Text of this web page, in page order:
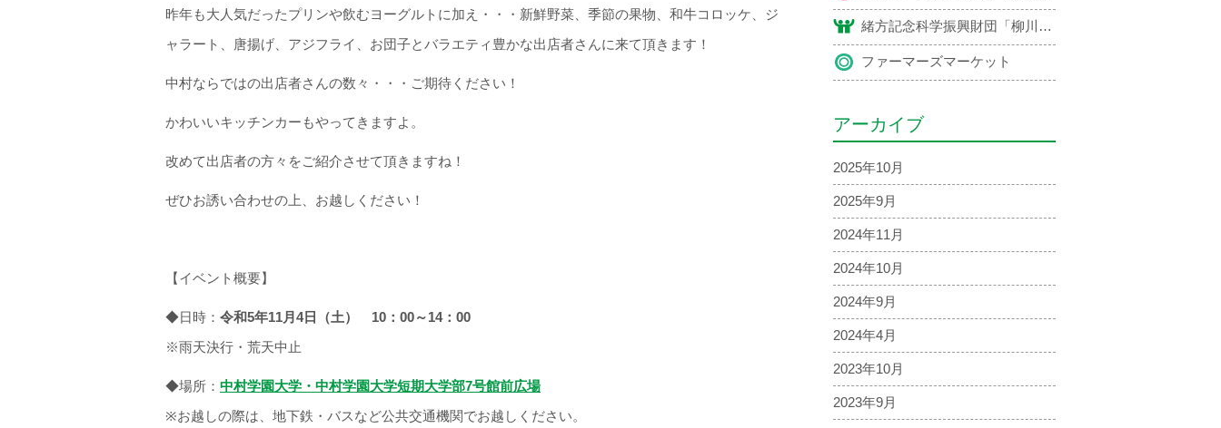
昨年も大人気だったプリンや飲むヨーグルトに加え・・・新鮮野菜、季節の果物、和牛コロッケ、ジ
ャラート、唐揚げ、アジフライ、お団子とバラエティ豊かな出店者さんに来て頂きます！
中村ならではの出店者さんの数々・・・ご期待ください！
かわいいキッチンカーもやってきますよ。
改めて出店者の方々をご紹介させて頂きますね！
ぜひお誘い合わせの上、お越しください！
【イベント概要】
◆日時： 令和5年11月4日（土） 10：00～14：00
※雨天決行・荒天中止
◆場所： 中村学園大学・中村学園大学短期大学部7号館前広場
※お越しの際は、地下鉄・バスなど公共交通機関でお越しください。
緒方記念科学振興財団「柳川市特産品を活用した健康メニュー」レシピ紹介
ファーマーズマーケット
アーカイブ
2025年10月
2025年9月
2024年11月
2024年10月
2024年9月
2024年4月
2023年10月
2023年9月